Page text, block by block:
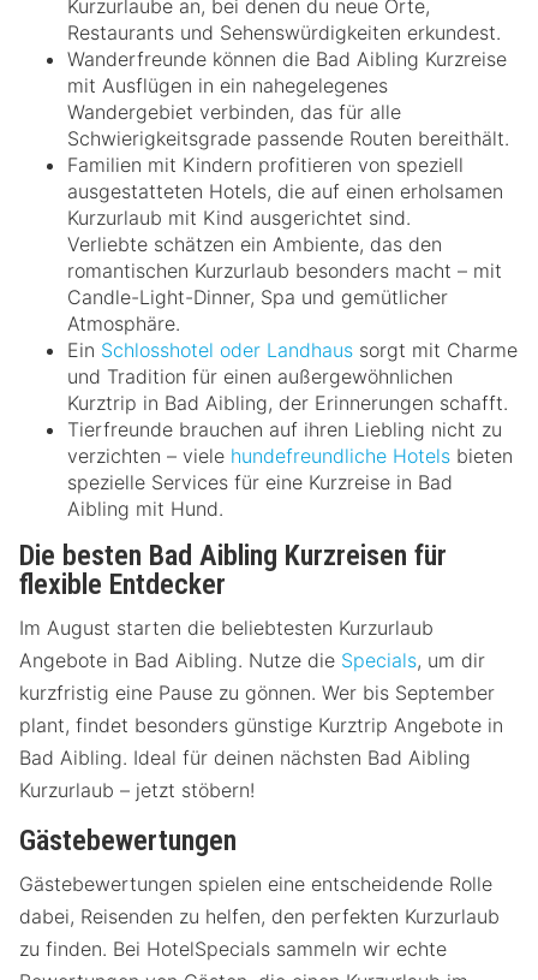
Kurzurlaube an, bei denen du neue Orte,
Restaurants und Sehenswürdigkeiten erkundest.
Wanderfreunde können die Bad Aibling Kurzreise
mit Ausflügen in ein nahegelegenes
Wandergebiet verbinden, das für alle
Schwierigkeitsgrade passende Routen bereithält.
Familien mit Kindern profitieren von speziell
ausgestatteten Hotels, die auf einen erholsamen
Kurzurlaub mit Kind ausgerichtet sind.
Verliebte schätzen ein Ambiente, das den
romantischen Kurzurlaub besonders macht – mit
Candle-Light-Dinner, Spa und gemütlicher
Atmosphäre.
Ein Schlosshotel oder Landhaus sorgt mit Charme
und Tradition für einen außergewöhnlichen
Kurztrip in Bad Aibling, der Erinnerungen schafft.
Tierfreunde brauchen auf ihren Liebling nicht zu
verzichten – viele hundefreundliche Hotels bieten
spezielle Services für eine Kurzreise in Bad
Aibling mit Hund.
Die besten Bad Aibling Kurzreisen für
flexible Entdecker
Im August starten die beliebtesten Kurzurlaub
Angebote in Bad Aibling. Nutze die Specials, um dir
kurzfristig eine Pause zu gönnen. Wer bis September
plant, findet besonders günstige Kurztrip Angebote in
Bad Aibling. Ideal für deinen nächsten Bad Aibling
Kurzurlaub – jetzt stöbern!
Gästebewertungen
Gästebewertungen spielen eine entscheidende Rolle
dabei, Reisenden zu helfen, den perfekten Kurzurlaub
zu finden. Bei HotelSpecials sammeln wir echte